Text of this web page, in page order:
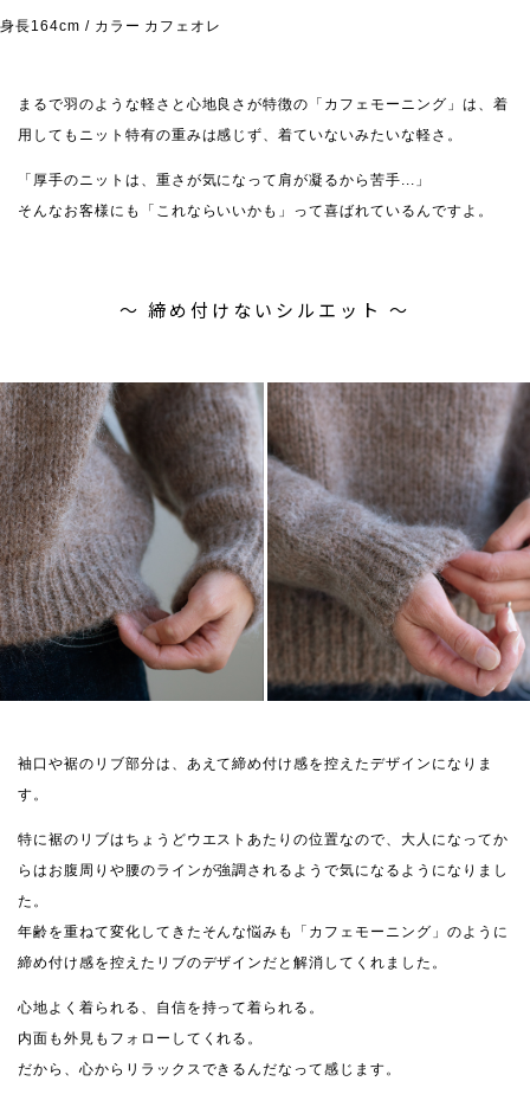
身長164cm / カラー カフェオレ
まるで羽のような軽さと心地良さが特徴の「カフェモーニング」は、着
用してもニット特有の重みは感じず、着ていないみたいな軽さ。
「厚手のニットは、重さが気になって肩が凝るから苦手...」
そんなお客様にも「これならいいかも」って喜ばれているんですよ。
〜 締め付けないシルエット 〜
袖口や裾のリブ部分は、あえて締め付け感を控えたデザインになりま
す。
特に裾のリブはちょうどウエストあたりの位置なので、大人になってか
らはお腹周りや腰のラインが強調されるようで気になるようになりまし
た。
年齢を重ねて変化してきたそんな悩みも「カフェモーニング」のように
締め付け感を控えたリブのデザインだと解消してくれました。
心地よく着られる、自信を持って着られる。
内面も外見もフォローしてくれる。
だから、心からリラックスできるんだなって感じます。